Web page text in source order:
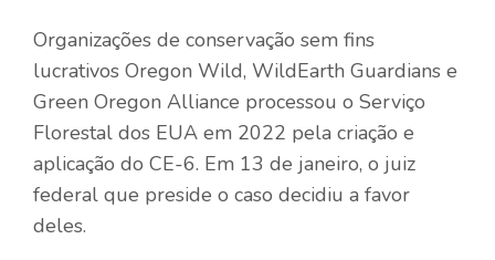
Organizações de conservação sem fins
lucrativos Oregon Wild, WildEarth Guardians e
Green Oregon Alliance processou o Serviço
Florestal dos EUA em 2022 pela criação e
aplicação do CE-6. Em 13 de janeiro, o juiz
federal que preside o caso decidiu a favor
deles.